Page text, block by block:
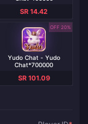
SR 14.42
20% OFF
Yudo Chat - Yudo
Chat*700000
SR 101.09